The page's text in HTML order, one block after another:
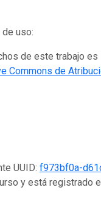
uso:
de este trabajo
Commons de
UUID:f973bf0a-
y está registrado